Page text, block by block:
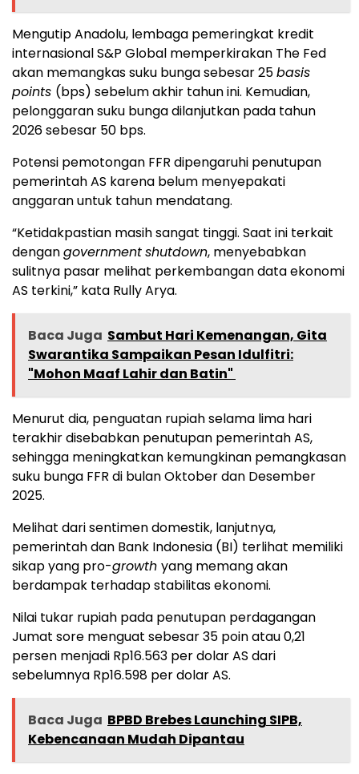
Mengutip Anadolu, lembaga pemeringkat kredit
internasional S&P Global memperkirakan The Fed
akan memangkas suku bunga sebesar 25basis
points (bps) sebelum akhir tahun ini. Kemudian,
pelonggaran suku bunga dilanjutkan pada tahun
2026 sebesar 50 bps.
Potensi pemotongan FFR dipengaruhi penutupan
pemerintah AS karena belum menyepakati
anggaran untuk tahun mendatang.
“Ketidakpastian masih sangat tinggi. Saat ini terkait
dengangovernmentshutdown, menyebabkan
sulitnya pasar melihat perkembangan data ekonomi
AS terkini,” kata Rully Arya.
Baca Juga Sambut Hari Kemenangan, Gita
Swarantika Sampaikan Pesan Idulfitri:
"Mohon Maaf Lahir dan Batin" ‎
Menurut dia, penguatan rupiah selama lima hari
terakhir disebabkan penutupan pemerintah AS,
sehingga meningkatkan kemungkinan pemangkasan
suku bunga FFR di bulan Oktober dan Desember
2025.
Melihat dari sentimen domestik, lanjutnya,
pemerintah dan Bank Indonesia (BI) terlihat memiliki
sikap yang pro-growth yang memang akan
berdampak terhadap stabilitas ekonomi.
Nilai tukar rupiah pada penutupan perdagangan
Jumat sore menguat sebesar 35 poin atau 0,21
persen menjadi Rp16.563 per dolar AS dari
sebelumnya Rp16.598 per dolar AS.
Baca Juga BPBD Brebes Launching SIPB,
Kebencanaan Mudah Dipantau